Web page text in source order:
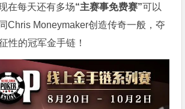
在每天还有多场“主赛事免费赛”可以
Chris Moneymaker创造传奇一般，夺
性的冠军金手链！